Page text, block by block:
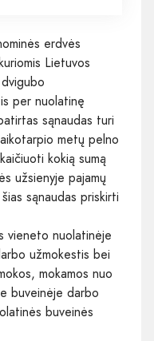
erdvės
Lietuvos
per nuolatinę
sąnaudas turi
metų pelno
kokią sumą
užsienyje pajamų
sąnaudas priskirti
vieneto nuolatinėje
užmokestis bei
mokamos nuo
buveinėje darbo
buveinės